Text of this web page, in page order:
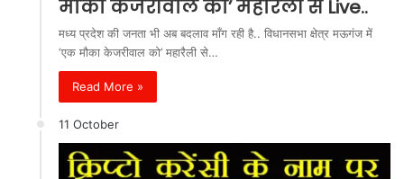
मौका केजरीवाल को’ महारैली से Live..
मध्य प्रदेश की जनता भी अब बदलाव माँग रही है.. विधानसभा क्षेत्र मऊगंज में
‘एक मौका केजरीवाल को’ महारैली से…
Read More »
11 October